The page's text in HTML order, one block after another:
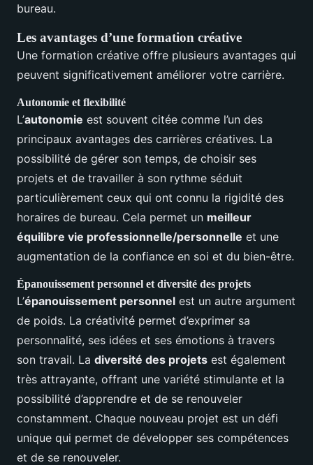
bureau.
Les avantages d’une formation créative
Une formation créative offre plusieurs avantages qui
peuvent significativement améliorer votre carrière.
Autonomie et flexibilité
L’autonomie est souvent citée comme l’un des
principaux avantages des carrières créatives. La
possibilité de gérer son temps, de choisir ses
projets et de travailler à son rythme séduit
particulièrement ceux qui ont connu la rigidité des
horaires de bureau. Cela permet un meilleur
équilibre vie professionnelle/personnelle et une
augmentation de la confiance en soi et du bien-être.
Épanouissement personnel et diversité des projets
L’épanouissement personnel est un autre argument
de poids. La créativité permet d’exprimer sa
personnalité, ses idées et ses émotions à travers
son travail. La diversité des projets est également
très attrayante, offrant une variété stimulante et la
possibilité d’apprendre et de se renouveler
constamment. Chaque nouveau projet est un défi
unique qui permet de développer ses compétences
et de se renouveler.